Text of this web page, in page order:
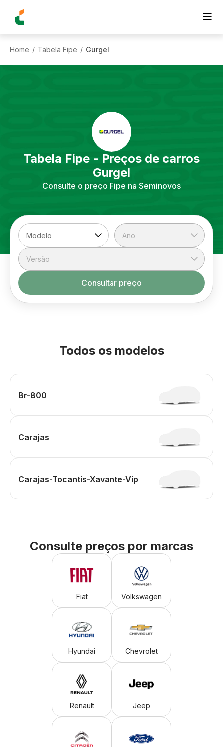
Home / Tabela Fipe / Gurgel
Tabela Fipe - Preços de carros
Gurgel
Consulte o preço Fipe na Seminovos
Consultar preço
Todos os modelos
Br-800
Carajas
Carajas-Tocantis-Xavante-Vip
Consulte preços por marcas
Fiat Volkswagen
Hyundai Chevrolet
Renault Jeep